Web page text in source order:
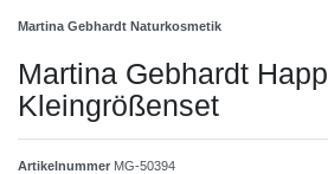
Martina Gebhardt Naturkosmetik
Martina Gebhardt
Kleingrößenset
Artikelnummer MG-50394